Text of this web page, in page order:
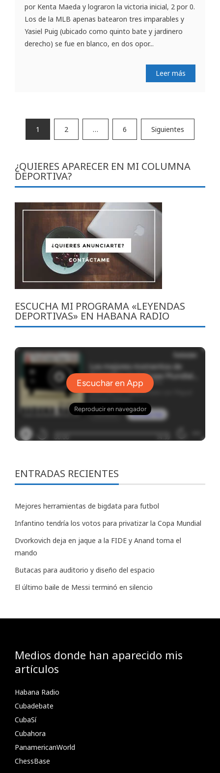
por Kenta Maeda y lograron la victoria inicial, 2 por 0.
Los de la MLB apenas batearon tres imparables y
Yasiel Puig (ubicado como quinto bate y jardinero
derecho) se fue en blanco, en dos opor...
Leer más
Paginación
de
entradas
1 2 … 6 Siguientes
¿QUIERES APARECER EN MI COLUMNA
DEPORTIVA?
ESCUCHA MI PROGRAMA «LEYENDAS
DEPORTIVAS» EN HABANA RADIO
ENTRADAS RECIENTES
Mejores herramientas de bigdata para futbol
Infantino tendría los votos para privatizar la Copa Mundial
Dvorkovich deja en jaque a la FIDE y Anand toma el
mando
Butacas para auditorio y diseño del espacio
El último baile de Messi terminó en silencio
Medios donde han aparecido mis
artículos
Habana Radio
Cubadebate
CubaSí
Cubahora
PanamericanWorld
ChessBase